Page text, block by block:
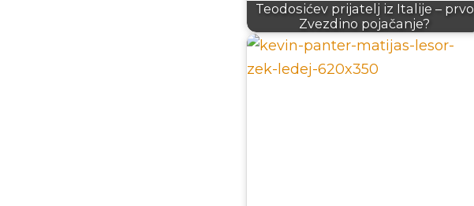
Teodosićev prijatelj iz Italije – prvo
Zvezdino pojačanje?